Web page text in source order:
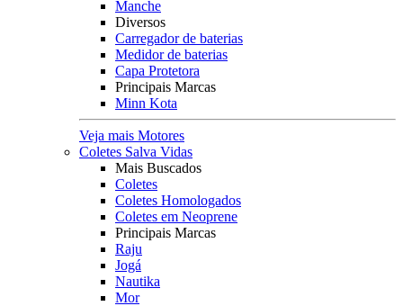
Manche
Diversos
Carregador de baterias
Medidor de baterias
Capa Protetora
Principais Marcas
Minn Kota
Veja mais Motores
Coletes Salva Vidas
Mais Buscados
Coletes
Coletes Homologados
Coletes em Neoprene
Principais Marcas
Raju
Jogá
Nautika
Mor